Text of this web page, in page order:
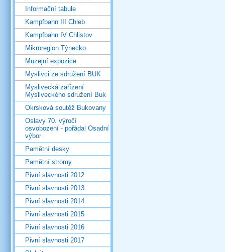
Informační tabule
Kampfbahn III Chleb
Kampfbahn IV Chlistov
Mikroregion Týnecko
Muzejní expozice
Myslivci ze sdružení BUK
Myslivecká zařízení
Mysliveckého sdružení Buk
Okrsková soutěž Bukovany
Oslavy 70. výročí
osvobození - pořádal Osadní
výbor
Pamětní desky
Pamětní stromy
Pivní slavnosti 2012
Pivní slavnosti 2013
Pivní slavnosti 2014
Pivní slavnosti 2015
Pivní slavnosti 2016
Pivní slavnosti 2017